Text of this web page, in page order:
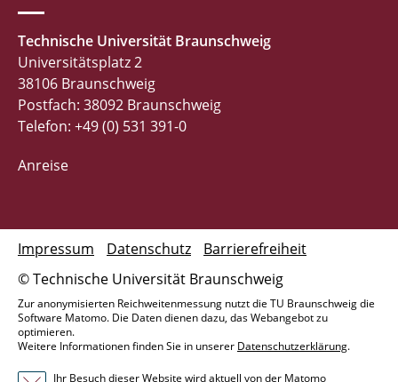
Technische Universität Braunschweig
Universitätsplatz 2
38106 Braunschweig
Postfach: 38092 Braunschweig
Telefon: +49 (0) 531 391-0
Anreise
© Technische Universität Braunschweig
Impressum Datenschutz Barrierefreiheit
Zur anonymisierten Reichweitenmessung nutzt die TU Braunschweig die
Software Matomo. Die Daten dienen dazu, das Webangebot zu
optimieren.
Weitere Informationen finden Sie in unserer Datenschutzerklärung.
Ihr Besuch dieser Website wird aktuell von der Matomo